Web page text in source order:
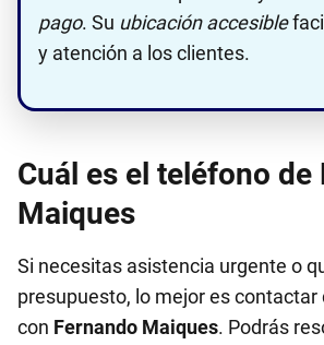
pago. Su ubicación accesible
y atención a los clientes.
Cuál es el teléfono de
Maiques
Si necesitas asistencia urgente o
presupuesto, lo mejor es
con Fernando Maiques. Podrás